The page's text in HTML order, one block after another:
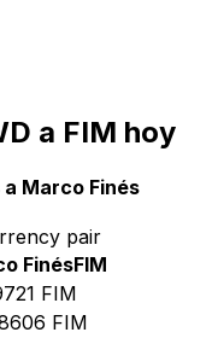
a FIM hoy
Marco Finés
pair
FinésFIM
FIM
FIM